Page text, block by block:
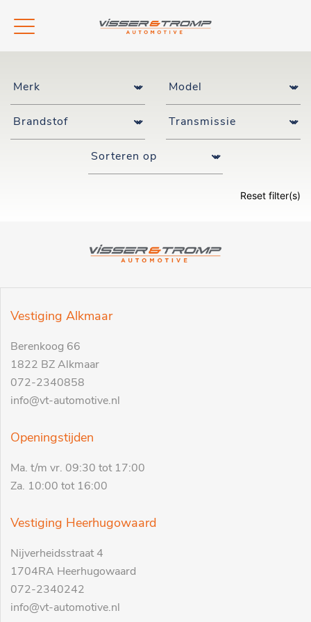
Reset filter(s)
Vestiging Alkmaar
Berenkoog 66
1822 BZ Alkmaar
072-2340858
info@vt-automotive.nl
Openingstijden
Ma. t/m vr. 09:30 tot 17:00
Za. 10:00 tot 16:00
Vestiging Heerhugowaard
Nijverheidsstraat 4
1704RA Heerhugowaard
072-2340242
info@vt-automotive.nl